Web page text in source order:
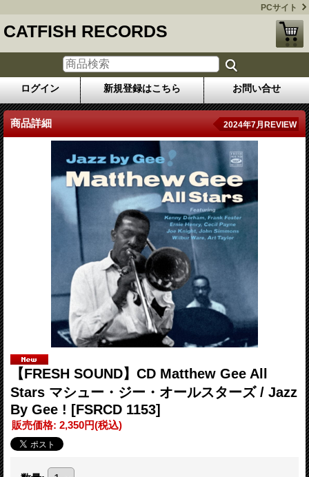
PCサイト
CATFISH RECORDS
ログイン 新規登録はこちら お問い合せ
商品詳細 2024年7月REVIEW
【FRESH SOUND】CD Matthew Gee All
Stars マシュー・ジー・オールスターズ / Jazz
By Gee ! [FSRCD 1153]
販売価格: 2,350円(税込)